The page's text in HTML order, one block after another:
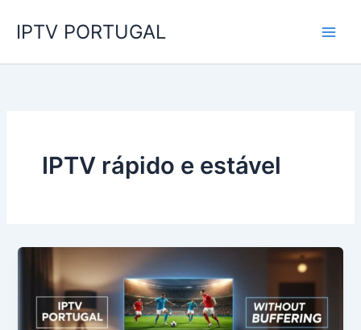
IPTV PORTUGAL
IPTV rápido e estável